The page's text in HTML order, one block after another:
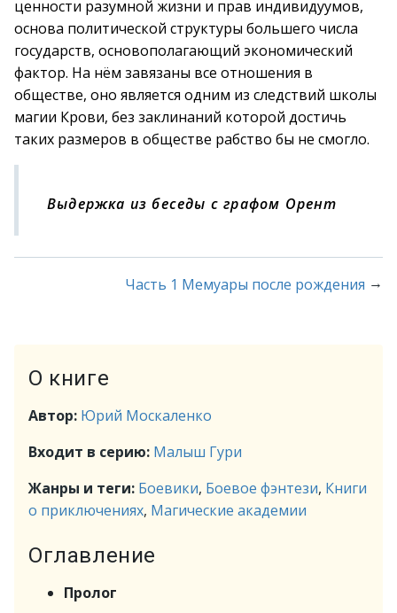
ценности разумной жизни и прав индивидуумов,
основа политической структуры большего числа
государств, основополагающий экономический
фактор. На нём завязаны все отношения в
обществе, оно является одним из следствий школы
магии Крови, без заклинаний которой достичь
таких размеров в обществе рабство бы не смогло.
Выдержка из беседы с графом Орент
Часть 1 Мемуары после рождения →
О книге
Автор: Юрий Москаленко
Входит в серию: Малыш Гури
Жанры и теги: Боевики, Боевое фэнтези, Книги
о приключениях, Магические академии
Оглавление
Пролог